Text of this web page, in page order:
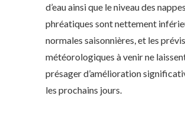
d’eau ainsi que le niveau des nappes
phréatiques sont nettement
normales saisonnières, et les
météorologiques à venir ne
présager d’amélioration
les prochains jours.